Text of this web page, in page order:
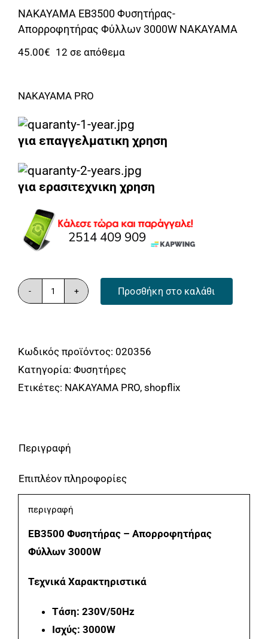
Αυτοκίνητο
Περισσότερα
NAKAYAMA EB3500 Φυσητήρας-
Απορροφητήρας Φύλλων 3000W NAKAYAMA
45.00€ 12 σε απόθεμα
NAKAYAMA PRO
για επαγγελματικη χρηση
για ερασιτεχνικη χρηση
NAKAYAMA
Απορροφητήρας
Φύλλων
3000W
Προσθήκη στο καλάθι
Κωδικός προϊόντος: 020356
Κατηγορία: Φυσητήρες
Ετικέτες: NAKAYAMA PRO, shopflix
Περιγραφή
Επιπλέον πληροφορίες
περιγραφή
EΒ3500 Φυσητήρας – Απορροφητήρας
Φύλλων 3000W
Τεχνικά Χαρακτηριστικά
Τάση: 230V/50Hz
Ισχύς: 3000W